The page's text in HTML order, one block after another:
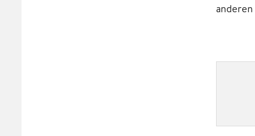
anderen